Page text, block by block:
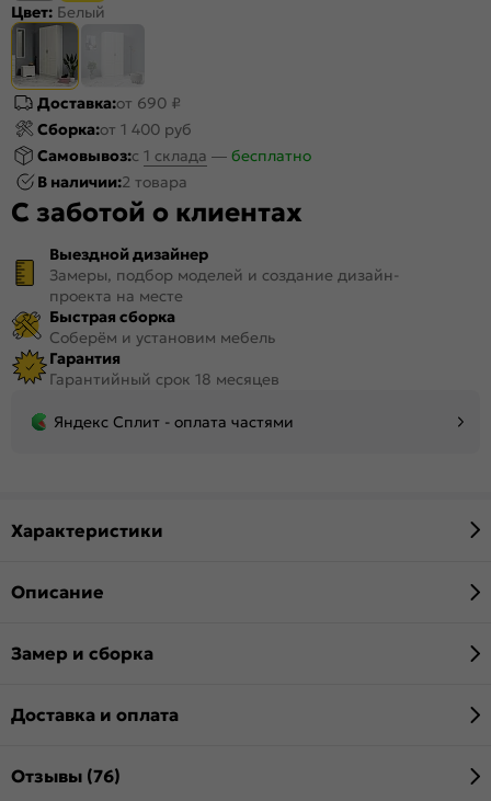
Цвет: Белый
Доставка:от 690 ₽
Сборка:от 1 400 руб
Самовывоз:c 1 склада — бесплатно
В наличии:2 товара
С заботой о клиентах
Выездной дизайнер
Замеры, подбор моделей и создание дизайн-
проекта на месте
Быстрая сборка
Соберём и установим мебель
Гарантия
Гарантийный срок 18 месяцев
Яндекс Сплит - оплата частями
Характеристики
Описание
Замер и сборка
Доставка и оплата
Отзывы (76)